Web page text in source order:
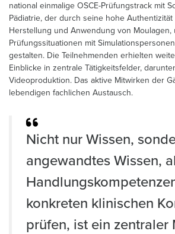
national einmalige OSCE-Prüfungstrack mit
Pädiatrie, der durch seine hohe
Herstellung und Anwendung von Moulagen,
Prüfungssituationen mit
gestalten. Die Teilnehmenden erhielten
Einblicke in zentrale Tätigkeitsfelder,
Videoproduktion. Das aktive Mitwirken der
lebendigen fachlichen Austausch.
Nicht nur Wissen,
angewandtes Wissen,
konkreten klinischen
prüfen, ist ein zentraler